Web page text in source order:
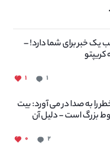
یک خبر برای شما دارد! –
۱ ۱
را به صدا در می آورد: بیت
بزرگ است - دلیل آن
۲ ۰